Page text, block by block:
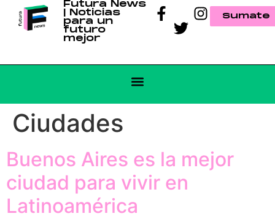
Futura News
| Noticias
para un
futuro
mejor
Sumate
Ciudades
Buenos Aires es la mejor
ciudad para vivir en
Latinoamérica